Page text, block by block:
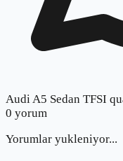
Audi A5 Sedan TFSI
0 yorum
Yorumlar yukleniyor...